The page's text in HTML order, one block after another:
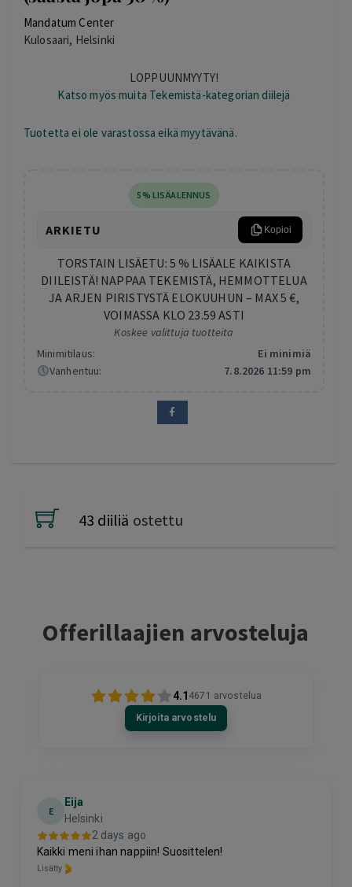
Mandatum Center
Kulosaari, Helsinki
LOPPUUNMYYTY!
Katso myös muita Tekemistä-kategorian diilejä
Tuotetta ei ole varastossa eikä myytävänä.
5% LISÄALENNUS
ARKIETU Kopioi
TORSTAIN LISÄETU: 5 % LISÄALE KAIKISTA
DIILEISTÄ! NAPPAA TEKEMISTÄ, HEMMOTTELUA
JA ARJEN PIRISTYSTÄ ELOKUUHUN – MAX 5 €,
VOIMASSA KLO 23.59 ASTI
Koskee valittuja tuotteita
Minimitilaus:
Ei minimiä
Vanhentuu:
7.8.2026 11:59 pm
43 diiliä ostettu
Offerillaajien arvosteluja
4.1 4671 arvostelua
Kirjoita arvostelu
E
Eija
Helsinki
2 days ago
Kaikki meni ihan nappiin! Suosittelen!
Lisätty